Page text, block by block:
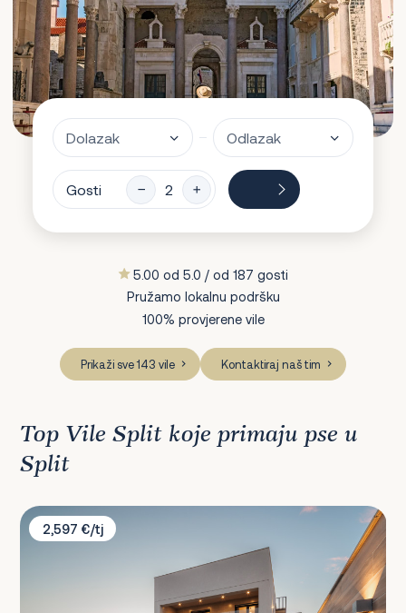
Gosti
5.00 od 5.0 / od 187 gosti
Pružamo lokalnu podršku
100% provjerene vile
Prikaži sve 143 vile Kontaktiraj naš tim
Top Vile Split koje primaju pse u
Split
Villa Liberta
2,597 €/tj